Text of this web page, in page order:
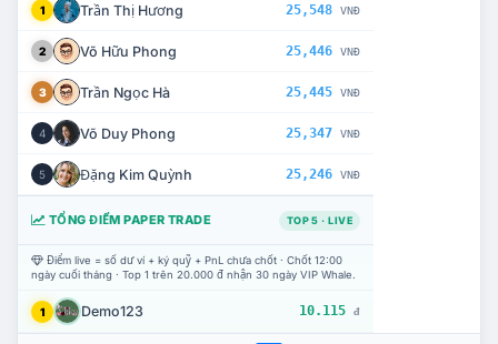
1 Trần Thị Hương 25,548 VNĐ
2 Võ Hữu Phong 25,446 VNĐ
3 Trần Ngọc Hà 25,445 VNĐ
4 Võ Duy Phong 25,347 VNĐ
5 Đặng Kim Quỳnh 25,246 VNĐ
TỔNG ĐIỂM PAPER TRADE TOP 5 · LIVE
Điểm live = số dư ví + ký quỹ + PnL chưa chốt · Chốt 12:00
ngày cuối tháng · Top 1 trên 20.000 đ nhận 30 ngày VIP Whale.
1 Demo123 10.115 đ